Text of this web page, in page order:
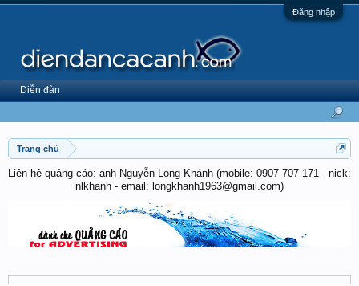
Đăng nhập
Trang chủ
Liên hệ quảng cáo: anh Nguyễn Long Khánh (mobile: 0907 707 171 - nick:
nlkhanh - email: longkhanh1963@gmail.com)
Diễn đàn